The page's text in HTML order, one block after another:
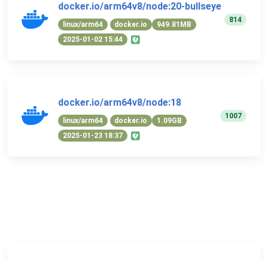
docker.io/arm64v8/node:20-bullseye
linux/arm64 docker.io
949.81MB
2025-01-02 15:44
814
docker.io/arm64v8/node:18
linux/arm64 docker.io
1.09GB
2025-01-23 18:37
1007